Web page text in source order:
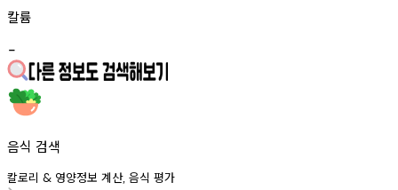
칼륨
-
음식 검색
칼로리 & 영양정보 계산, 음식 평가